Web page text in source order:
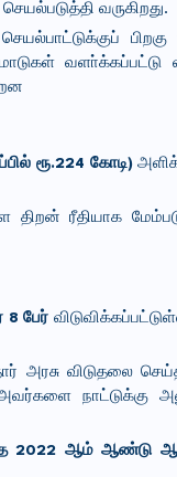
செயல்படுத்தி வருகிறது.
பிறகு
ரூ.224 கோடி)
திறன் ரீதியாக
பேர்
அரசு விடுதலை
நாட்டுக்கு
2022 ஆம் ஆண்டு